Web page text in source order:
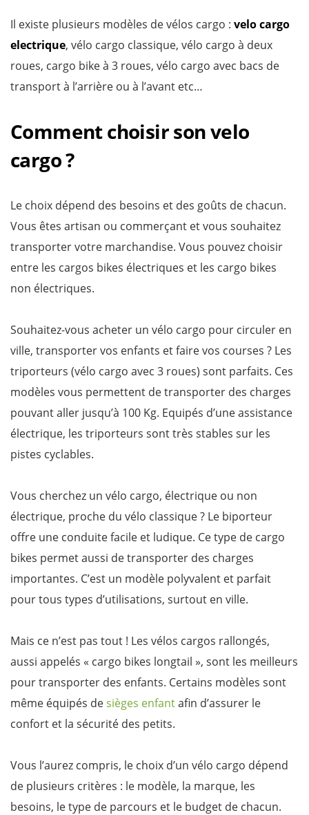
Il existe plusieurs modèles de vélos cargo : velo cargo
electrique, vélo cargo classique, vélo cargo à deux
roues, cargo bike à 3 roues, vélo cargo avec bacs de
transport à l’arrière ou à l’avant etc…
Comment choisir son velo
cargo ?
Le choix dépend des besoins et des goûts de chacun.
Vous êtes artisan ou commerçant et vous souhaitez
transporter votre marchandise. Vous pouvez choisir
entre les cargos bikes électriques et les cargo bikes
non électriques.
Souhaitez-vous acheter un vélo cargo pour circuler en
ville, transporter vos enfants et faire vos courses ? Les
triporteurs (vélo cargo avec 3 roues) sont parfaits. Ces
modèles vous permettent de transporter des charges
pouvant aller jusqu’à 100 Kg. Equipés d’une assistance
électrique, les triporteurs sont très stables sur les
pistes cyclables.
Vous cherchez un vélo cargo, électrique ou non
électrique, proche du vélo classique ? Le biporteur
offre une conduite facile et ludique. Ce type de cargo
bikes permet aussi de transporter des charges
importantes. C’est un modèle polyvalent et parfait
pour tous types d’utilisations, surtout en ville.
Mais ce n’est pas tout ! Les vélos cargos rallongés,
aussi appelés « cargo bikes longtail », sont les meilleurs
pour transporter des enfants. Certains modèles sont
même équipés desièges enfantafin d’assurer le
confort et la sécurité des petits.
Vous l’aurez compris, le choix d’un vélo cargo dépend
de plusieurs critères : le modèle, la marque, les
besoins, le type de parcours et le budget de chacun.